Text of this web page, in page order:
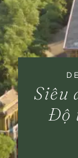
Siêu
Độ